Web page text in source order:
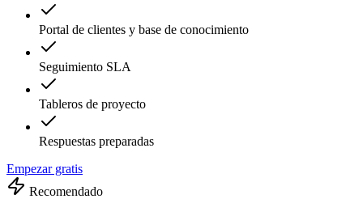
Portal de clientes y base de conocimiento
Seguimiento SLA
Tableros de proyecto
Respuestas preparadas
Empezar gratis
Recomendado